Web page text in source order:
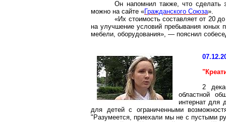
Он напомнил также, что сделать
можно на сайте «Гражданского Союза».
«Их стоимость составляет от 20
на улучшение условий пребывания юных
мебели, оборудования», — пояснил
"
2
областной
интернат для
для детей с ограниченными
"Разумеется, приехали мы не с пустыми